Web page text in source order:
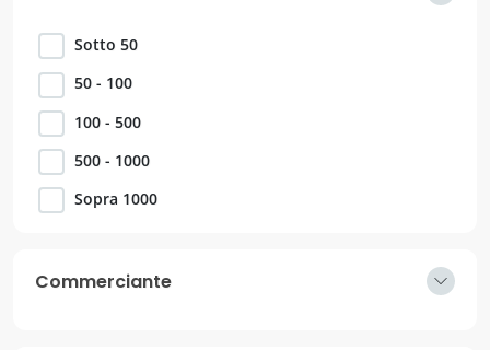
Sotto 50
50 - 100
100 - 500
500 - 1000
Sopra 1000
Commerciante